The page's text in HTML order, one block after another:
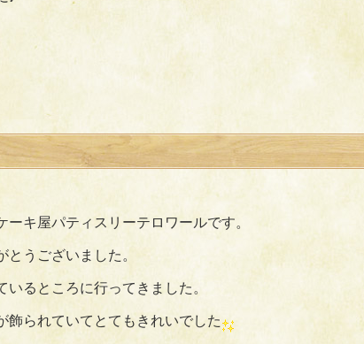
キ屋パティスリーテロワールです。
うございました。
るところに行ってきました。
飾られていてとてもきれいでした